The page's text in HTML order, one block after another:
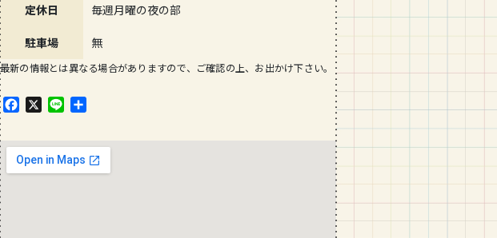
定休日 毎週月曜の夜の部
駐車場 無
最新の情報とは異なる場合がありますので、ご確認の上、お出かけ下さい。
F
e
b
X
L
e